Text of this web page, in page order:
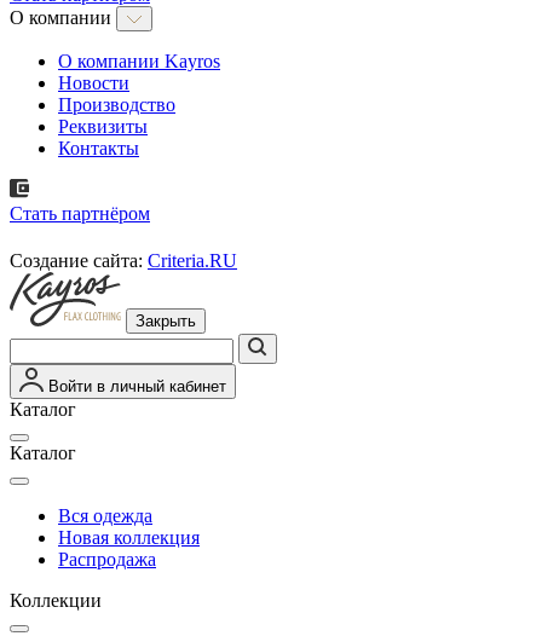
О компании
О компании Kayros
Новости
Производство
Реквизиты
Контакты
Стать партнёром
Создание сайта: Criteria.RU
Закрыть
Войти в личный кабинет
Каталог
Каталог
Вся одежда
Новая коллекция
Распродажа
Коллекции